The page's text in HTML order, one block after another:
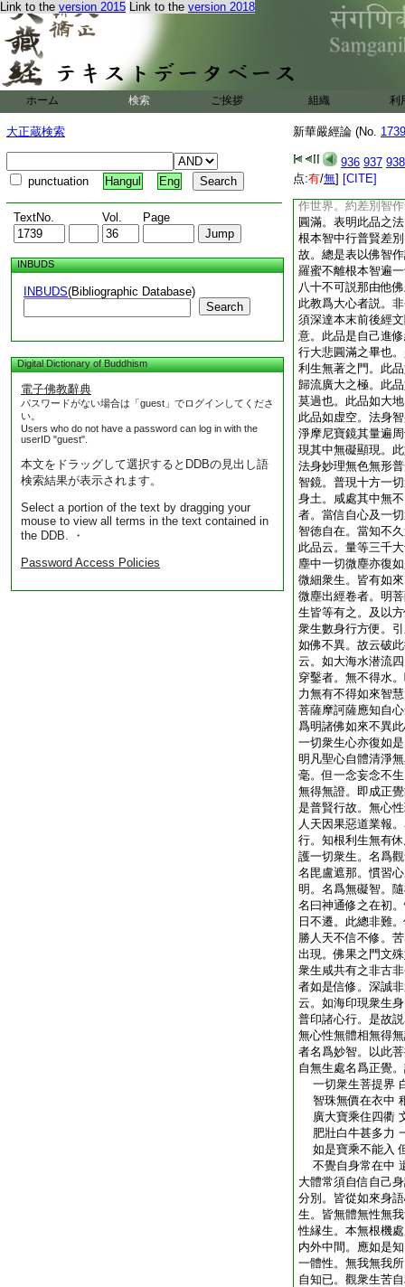
Link to the version 2015 Link to the version 2018
ホーム 検索 ご挨拶 組織 利
大正蔵検索
punctuation Hangul Eng
TextNo. Vol. Page
INBUDS
INBUDS(Bibliographic Database)
Search
Digital Dictionary of Buddhism
電子佛教辭典
パスワードがない場合は「guest」でログインしてくださ
い。
Users who do not have a password can log in with the
userID "guest".
本文をドラッグして選択するとDDBの見出し語
検索結果が表示されます。
Select a portion of the text by dragging your
mouse to view all terms in the text contained in
the DDB. ・
Password Access Policies
新華嚴經論 (No.
936 937 938
点:有/無] [CITE]
情繋有如許塵劫次
慮。未有成佛之期
此四天下所度衆生
下過十不可説百千
數菩薩皆來詣於此
遍周同來作證普賢
名普賢各從普光明
者。明皆從法身根
之普幢。從此智上
數差別行。行普賢
幢佛所來故。餘義
作世界。約差別智
圓滿。表明此品之
根本智中行普賢差
故。總是表以佛智
羅蜜不離根本智遍
八十不可説那由他
此教爲大心者説。
須深達本末前後經
意。此品是自己進
行大悲圓滿之畢也
利生無著之門。此
歸流廣大之極。此
莫過也。此品如大
此品如虚空。法身
淨摩尼寶鏡其量遍
現其中無礙顯現。
法身妙理無色無形
智鏡。普現十方一
身土。咸處其中無
者。當信自心及一
智徳自在。當知不
此品云。量等三千
塵中一切微塵亦復
微細衆生。皆有如
微塵出經卷者。明
生皆等有之。及以
衆生數身行方便。
如佛不異。故云破
云。如大海水潜流
穿鑿者。無不得水
力無有不得如來智
菩薩摩訶薩應知自
爲明諸佛如來不異
一切衆生心亦復如
明凡聖心自體清淨
毫。但一念妄念不
無得無證。即成正
是普賢行故。無心
人天因果惡道業報
行。知根利生無有
護一切衆生。名爲
名毘盧遮那。慣習
明。名爲無礙智。
名曰神通修之在初
日不遷。此總非難
勝人天不信不修。
出現。佛果之門文
衆生咸共有之非古
者如是信修。深誠
云。如海印現衆生
普印諸心行。是故
無心性無體相無得
者名爲妙智。以此
自無生處名爲正覺
一切衆生菩提界
智珠無價在衣中
廣大寶乘住四衢
肥壯白牛甚多力
如是寶乘不能入
不覺自身常在中
大體常須自信自己
分別。皆從如來身
生。皆無體無性無
性縁生。本無根機
内外中間。應如是
一體性。無我無我
自知已。觀衆生苦